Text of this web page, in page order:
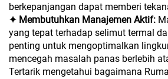
berkepanjangan dapat memberi
✦ Membutuhkan Manajemen Aktif:
yang tepat terhadap selimut termal
penting untuk mengoptimalkan
mencegah masalah panas berlebih
Tertarik mengetahui bagaimana